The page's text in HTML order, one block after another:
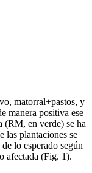
matorral+pastos, y
manera positiva ese
(RM, en verde) se ha
las plantaciones se
lo esperado según
afectada (Fig. 1).